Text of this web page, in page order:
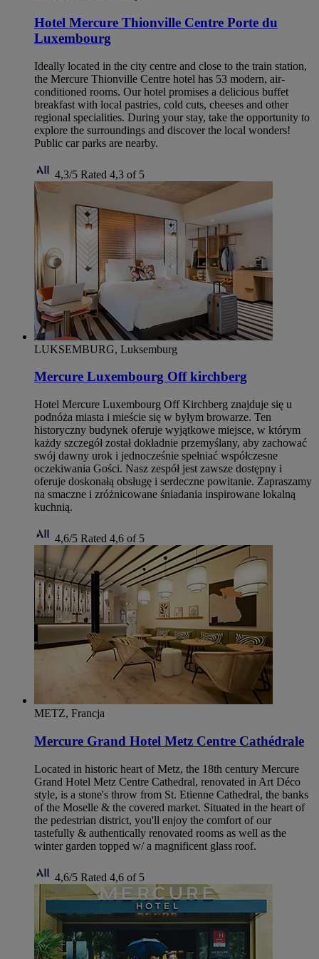
Hotel Mercure Thionville Centre Porte du
Luxembourg
Ideally located in the city centre and close to the train station,
the Mercure Thionville Centre hotel has 53 modern, air-
conditioned rooms. Our hotel promises a delicious buffet
breakfast with local pastries, cold cuts, cheeses and other
regional specialities. During your stay, take the opportunity to
explore the surroundings and discover the local wonders!
Public car parks are nearby.
4,3/5 Rated 4,3 of 5
LUKSEMBURG, Luksemburg
Mercure Luxembourg Off kirchberg
Hotel Mercure Luxembourg Off Kirchberg znajduje się u
podnóża miasta i mieście się w byłym browarze. Ten
historyczny budynek oferuje wyjątkowe miejsce, w którym
każdy szczegół został dokładnie przemyślany, aby zachować
swój dawny urok i jednocześnie spełniać współczesne
oczekiwania Gości. Nasz zespół jest zawsze dostępny i
oferuje doskonałą obsługę i serdeczne powitanie. Zapraszamy
na smaczne i zróżnicowane śniadania inspirowane lokalną
kuchnią.
4,6/5 Rated 4,6 of 5
METZ, Francja
Mercure Grand Hotel Metz Centre Cathédrale
Located in historic heart of Metz, the 18th century Mercure
Grand Hotel Metz Centre Cathedral, renovated in Art Déco
style, is a stone's throw from St. Etienne Cathedral, the banks
of the Moselle & the covered market. Situated in the heart of
the pedestrian district, you'll enjoy the comfort of our
tastefully & authentically renovated rooms as well as the
winter garden topped w/ a magnificent glass roof.
4,6/5 Rated 4,6 of 5